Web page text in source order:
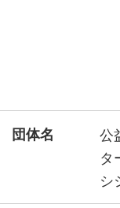
団体名
公
タ
シ